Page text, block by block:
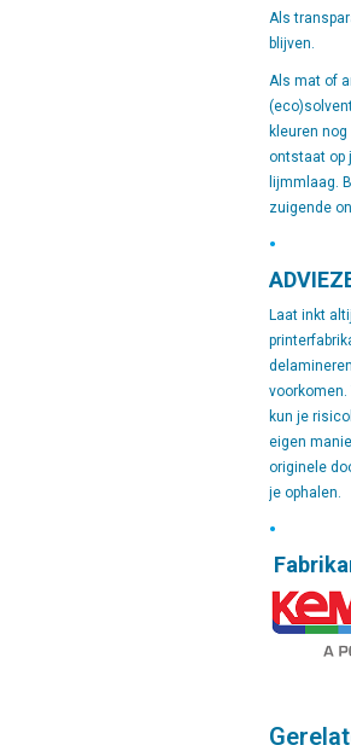
Als
blijven.
Als mat of
kleuren
ontstaat op
lijmmlaag.
zuigende
•
Laat inkt
kun je
eigen
originele
je ophalen.
•